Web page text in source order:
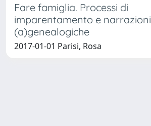
Fare famiglia. Processi di
imparentamento e narrazioni
(a)genealogiche
2017-01-01 Parisi, Rosa